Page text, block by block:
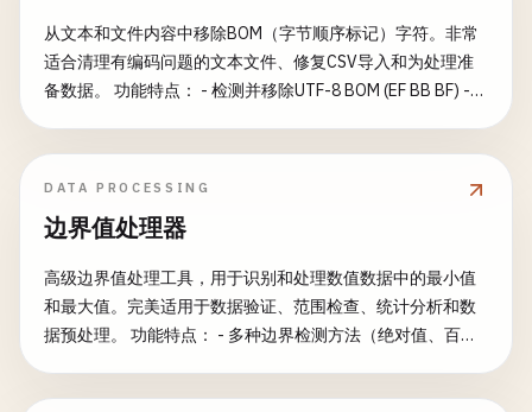
从文本和文件内容中移除BOM（字节顺序标记）字符。非常
适合清理有编码问题的文本文件、修复CSV导入和为处理准
备数据。 功能特点： - 检测并移除UTF-8 BOM (EF BB BF) -
JSON解析准备数据 - 修复XML解析问题 - 解决API数据编码冲
DATA PROCESSING
边界值处理器
高级边界值处理工具，用于识别和处理数值数据中的最小值
和最大值。完美适用于数据验证、范围检查、统计分析和数
据预处理。 功能特点： - 多种边界检测方法（绝对值、百分